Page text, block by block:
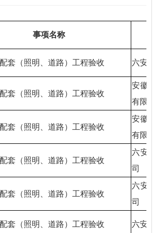
事项名称
套（照明、道路）工程验收 六安
套（照明、道路）工程验收
安徽
有限
套（照明、道路）工程验收
安徽
有限
套（照明、道路）工程验收
六安
司
套（照明、道路）工程验收
六安
司
套（照明、道路）工程验收 六安